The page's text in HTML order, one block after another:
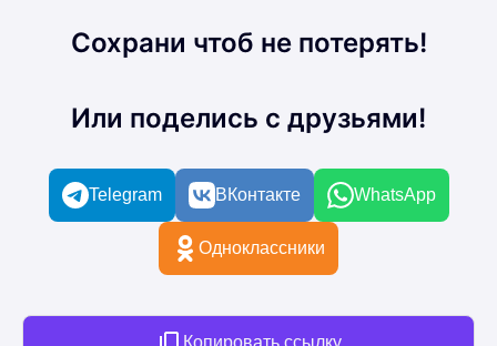
Сохрани чтоб не потерять!
Или поделись с друзьями!
Telegram ВКонтакте WhatsApp
Одноклассники